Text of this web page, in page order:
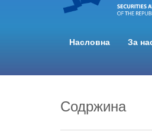
Насловна За
Содржина